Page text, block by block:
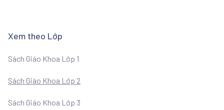
Xem theo Lớp
Sách Giáo Khoa Lớp 1
Sách Giáo Khoa Lớp 2
Sách Giáo Khoa Lớp 3